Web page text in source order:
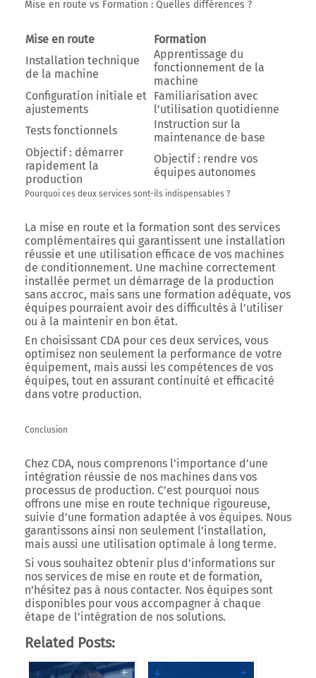
Mise en route vs Formation : Quelles différences ?
Mise en route
Formation
Installation technique
de la machine
Apprentissage du
fonctionnement de la
machine
Configuration initiale et
ajustements
Familiarisation avec
l’utilisation quotidienne
Tests fonctionnels
Instruction sur la
maintenance de base
Objectif : démarrer
rapidement la
production
Objectif : rendre vos
équipes autonomes
Pourquoi ces deux services sont-ils indispensables ?
La mise en route et la formation sont des services
complémentaires qui garantissent une installation
réussie et une utilisation efficace de vos machines
de conditionnement. Une machine correctement
installée permet un démarrage de la production
sans accroc, mais sans une formation adéquate, vos
équipes pourraient avoir des difficultés à l’utiliser
ou à la maintenir en bon état.
En choisissant CDA pour ces deux services, vous
optimisez non seulement la performance de votre
équipement, mais aussi les compétences de vos
équipes, tout en assurant continuité et efficacité
dans votre production.
Conclusion
Chez CDA, nous comprenons l’importance d’une
intégration réussie de nos machines dans vos
processus de production. C’est pourquoi nous
offrons une mise en route technique rigoureuse,
suivie d’une formation adaptée à vos équipes. Nous
garantissons ainsi non seulement l’installation,
mais aussi une utilisation optimale à long terme.
Si vous souhaitez obtenir plus d’informations sur
nos services de mise en route et de formation,
n’hésitez pas à nous contacter. Nos équipes sont
disponibles pour vous accompagner à chaque
étape de l’intégration de nos solutions.
Related Posts: